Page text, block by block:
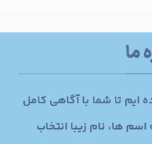
ما
ایم تا شما با آگاهی کامل
ها، نام زیبا انتخاب